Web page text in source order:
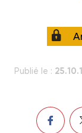
Publié le :